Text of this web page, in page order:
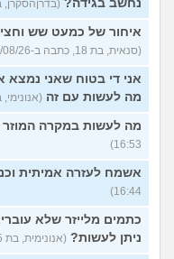
נחשב בגידה? (בדרןהסקרן, בן 33, כתב ב-03/08/26
איחור של כמעט שש וחצי
(סנאית, בת 18, כתבה ב-03/08/26 17:13)
אני די בטוח שאני נמצא
מה לעשות עם זה (אנונימי, בן 18, כתב ב-03/08/26
מה לעשות במקרה המוזר
16:53)
אשמח לעזרה אמיתית
16:44)
כתמים מלייזר שלא
ניתן לעשות? (אנונימית, בת 25, כתבה ב-03/08/26 16:33)